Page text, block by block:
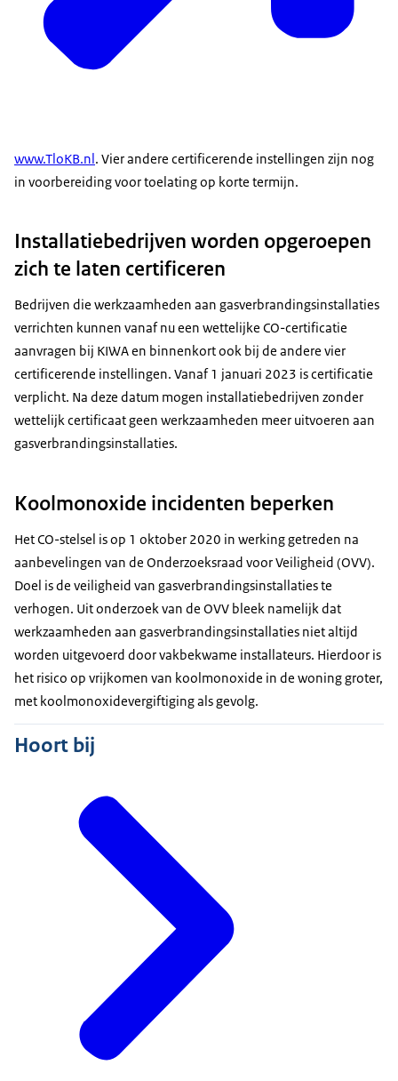
www.TloKB.nl . Vier andere certificerende instellingen zijn nog
in voorbereiding voor toelating op korte termijn.
Installatiebedrijven worden opgeroepen
zich te laten certificeren
Bedrijven die werkzaamheden aan gasverbrandingsinstallaties
verrichten kunnen vanaf nu een wettelijke CO-certificatie
aanvragen bij KIWA en binnenkort ook bij de andere vier
certificerende instellingen. Vanaf 1 januari 2023 is certificatie
verplicht. Na deze datum mogen installatiebedrijven zonder
wettelijk certificaat geen werkzaamheden meer uitvoeren aan
gasverbrandingsinstallaties.
Koolmonoxide incidenten beperken
Het CO-stelsel is op 1 oktober 2020 in werking getreden na
aanbevelingen van de Onderzoeksraad voor Veiligheid (OVV).
Doel is de veiligheid van gasverbrandingsinstallaties te
verhogen. Uit onderzoek van de OVV bleek namelijk dat
werkzaamheden aan gasverbrandingsinstallaties niet altijd
worden uitgevoerd door vakbekwame installateurs. Hierdoor is
het risico op vrijkomen van koolmonoxide in de woning groter,
met koolmonoxidevergiftiging als gevolg.
Hoort bij